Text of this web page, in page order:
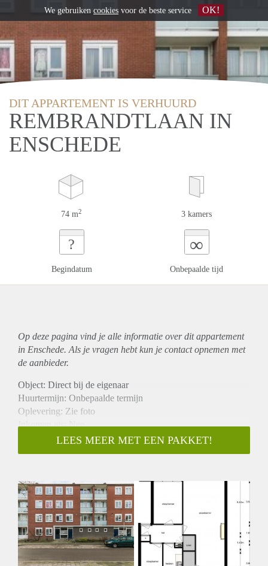
DIT APPARTEMENT IS VERHUURD
REMBRANDTLAAN IN
ENSCHEDE
74 m2 3 kamers
?
Begindatum
∞
Onbepaalde tijd
Op deze pagina vind je alle informatie over ditappartement
in Enschede. Als je vragen hebt kun je contact opnemen met
de aanbieder.
Object: Direct bij de eigenaar
Huurtermijn: Onbepaalde termijn
Oplevering: Zie foto
Inkomen eis: Nee
Garantiestelling mogelijk: Nee
Borg: 1 Maand
Huisdieren toegestaan: Afhankelijk van de Eigenaar
Huurtoeslag grens: Ja
Geschikt voor studenten: Afhankelijk van de Eigenaar
LEES MEER MET EEN PAKKET!
We gebruiken cookies voor de beste service OK!